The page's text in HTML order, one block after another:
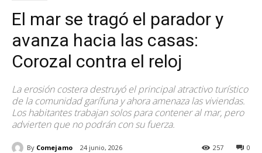
El mar se tragó el parador y
avanza hacia las casas:
Corozal contra el reloj
La erosión costera destruyó el principal atractivo turístico
de la comunidad garífuna y ahora amenaza las viviendas.
Los habitantes trabajan solos para contener al mar, pero
advierten que no podrán con su fuerza.
By Comejamo 24 junio, 2026 0
257